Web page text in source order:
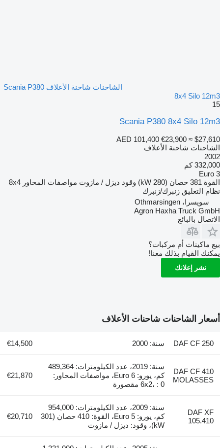
الشاحنات شاحنة الأعلاف Scania P380
8x4 Silo 12m3
15
Scania P380 8x4 Silo 12m3
AED 101,400 €23,900 ≈ $27,610
الشاحنات شاحنة الأعلاف
2002
332,000 كم
Euro 3
القوة 381 حصان (280 kW) وقود ديزل / مازوت مواصفات المحاور 8x4
نظام التعليق زنبرك/زنبرك
سويسرا، Othmarsingen
Agron Haxha Truck GmbH
الاتصال بالبائع
بيع ماكينات أم مركبات؟
يمكنك القيام بذلك معنا!
نشر إعلانك
أسعار الشاحنات شاحنات الأعلاف
DAF CF 250 سنة: 2000 €14,500
DAF CF 410
MOLASSES
سنة: 2019، عدد الكيلومترات: 489,364
كم، يورو: Euro 6، مواصفات المحاور:
6x2، : 0 مقصورة
€21,870
DAF XF
105.410
سنة: 2009، عدد الكيلومترات: 954,000
كم، يورو: Euro 5، القوة: 410 حصان (301
kW)، وقود: ديزل / مازوت
€20,710